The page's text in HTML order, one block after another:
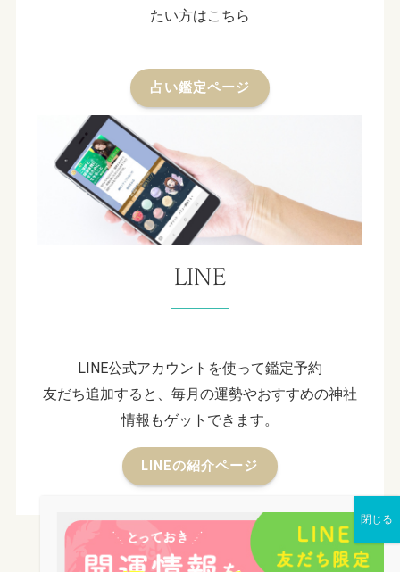
たい方はこちら
占い鑑定ページ
LINE
LINE公式アカウントを使って鑑定予約
友だち追加すると、毎月の運勢やおすすめの神社
情報もゲットできます。
LINEの紹介ページ